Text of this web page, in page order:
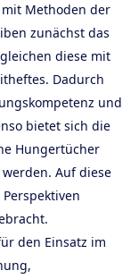
Methoden der
zunächst das
diese mit
Dadurch
und
bietet sich die
Hungertücher
Auf diese
den Einsatz im